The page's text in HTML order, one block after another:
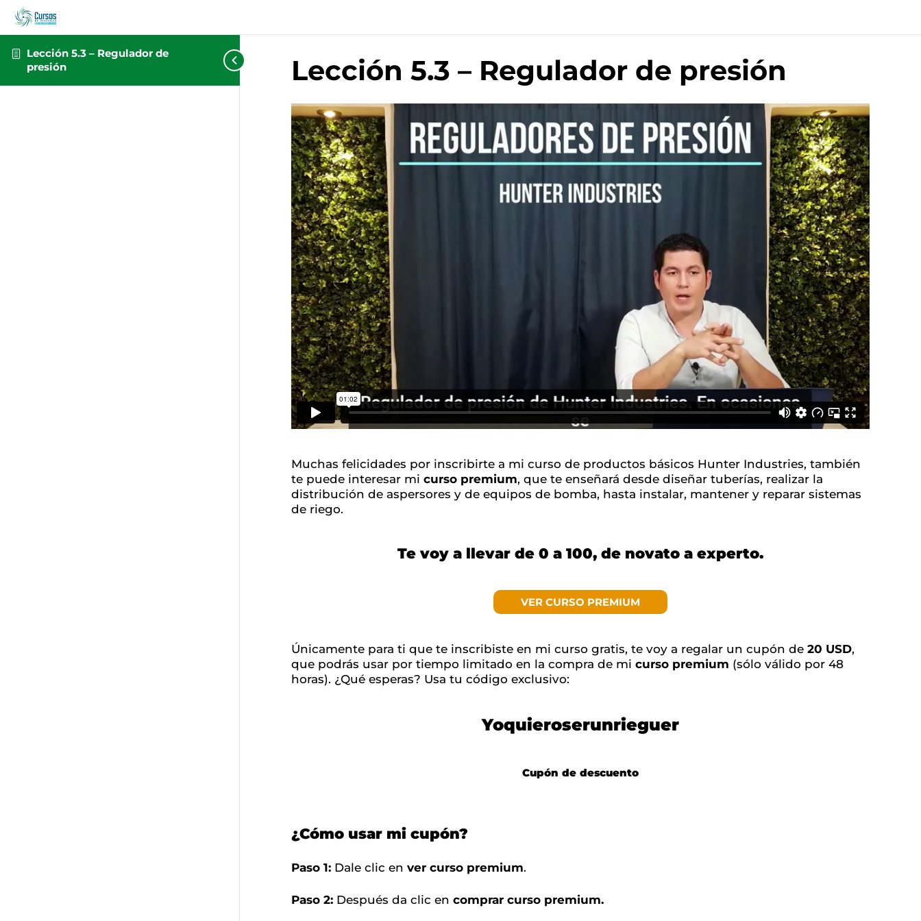
Lección 5.3 – Regulador de
presión
Lección 5.3 – Regulador de presión
Muchas felicidades por inscribirte a mi curso de productos básicos Hunter Industries, también
te puede interesar mi curso premium, que te enseñará desde diseñar tuberías, realizar la
distribución de aspersores y de equipos de bomba, hasta instalar, mantener y reparar sistemas
de riego.
Te voy a llevar de 0 a 100, de novato a experto.
VER CURSO PREMIUM
Únicamente para ti que te inscribiste en mi curso gratis, te voy a regalar un cupón de 20 USD,
que podrás usar por tiempo limitado en la compra de mi curso premium (sólo válido por 48
horas). ¿Qué esperas? Usa tu código exclusivo:
Yoquieroserunrieguer
Cupón de descuento
¿Cómo usar mi cupón?
Paso 1: Dale clic en ver curso premium.
Paso 2: Después da clic en comprar curso premium.